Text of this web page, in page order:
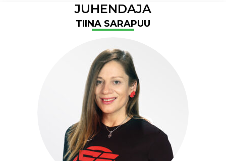
JUHENDAJA
TIINA SARAPUU